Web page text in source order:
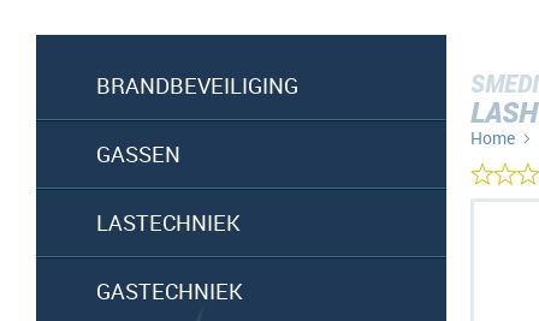
BRANDBEVEILIGING
GASSEN
LASTECHNIEK
GASTECHNIEK
Home
Ga